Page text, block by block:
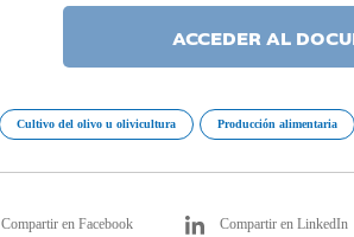
ACCEDER AL
Cultivo del olivo u olivicultura Producción alimentaria
Compartir en Facebook Compartir en LinkedIn